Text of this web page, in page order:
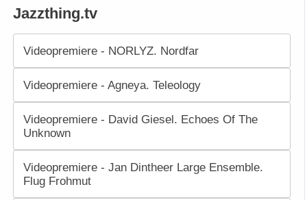
Jazzthing.tv
Videopremiere - NORLYZ. Nordfar
Videopremiere - Agneya. Teleology
Videopremiere - David Giesel. Echoes Of The
Unknown
Videopremiere - Jan Dintheer Large Ensemble.
Flug Frohmut